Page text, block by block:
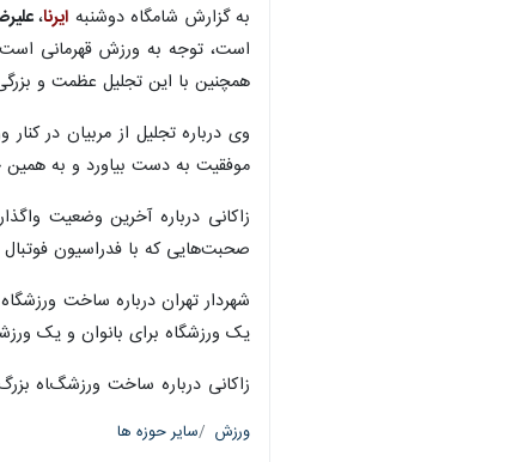
به گزارش شامگاه دوشنبه ایرنا،
است، توجه به ورزش قهرمانی
همچنین با این تجلیل عظمت و
وی درباره تجلیل از مربیان در
موفقیت به دست بیاورد و به همین
صحبت‎‌هایی که با فدراسیون فوتبال و سازمان ورزش صورت گرفت، حل و از دست ما خارج شد.
یک ورزشگاه برای بانوان و یک
زاکانی درباره ساخت ورزشگاه
ورزش سایر حوزه ها